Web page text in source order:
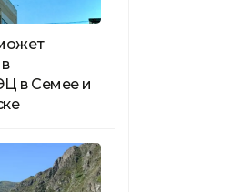
в Семее и